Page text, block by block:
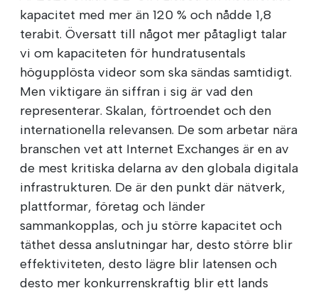
kapacitet med mer än 120 % och nådde 1,8
terabit. Översatt till något mer påtagligt talar
vi om kapaciteten för hundratusentals
högupplösta videor som ska sändas samtidigt.
Men viktigare än siffran i sig är vad den
representerar. Skalan, förtroendet och den
internationella relevansen. De som arbetar nära
branschen vet att Internet Exchanges är en av
de mest kritiska delarna av den globala digitala
infrastrukturen. De är den punkt där nätverk,
plattformar, företag och länder
sammankopplas, och ju större kapacitet och
täthet dessa anslutningar har, desto större blir
effektiviteten, desto lägre blir latensen och
desto mer konkurrenskraftig blir ett lands